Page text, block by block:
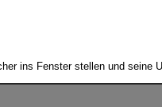
ins Fenster stellen und